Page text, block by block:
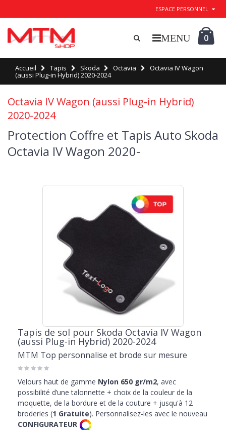
ESPACE PERSONNEL
0
Accueil Tapis Skoda Octavia Octavia IV Wagon
(aussi Plug-in Hybrid) 2020-2024
Octavia IV Wagon (aussi Plug-in Hybrid)
2020-2024
Protection Coffre et Tapis Auto Skoda
Octavia IV Wagon 2020-
Tapis de sol pour Skoda Octavia IV Wagon
(aussi Plug-in Hybrid) 2020-2024
MTM Top personnalise et brode sur mesure
Velours haut de gamme Nylon 650 gr/m2, avec
possibilité d’une talonnette + choix de la couleur de la
moquette, de la bordure et de la couture + jusqu'à 12
broderies (1 Gratuite). Personnalisez-les avec le nouveau
CONFIGURATEUR